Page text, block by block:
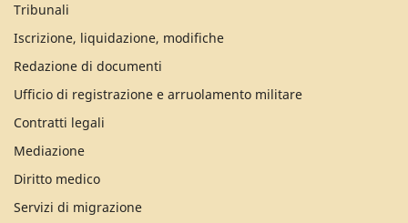
Tribunali
Iscrizione, liquidazione, modifiche
Redazione di documenti
Ufficio di registrazione e arruolamento militare
Contratti legali
Mediazione
Diritto medico
Servizi di migrazione